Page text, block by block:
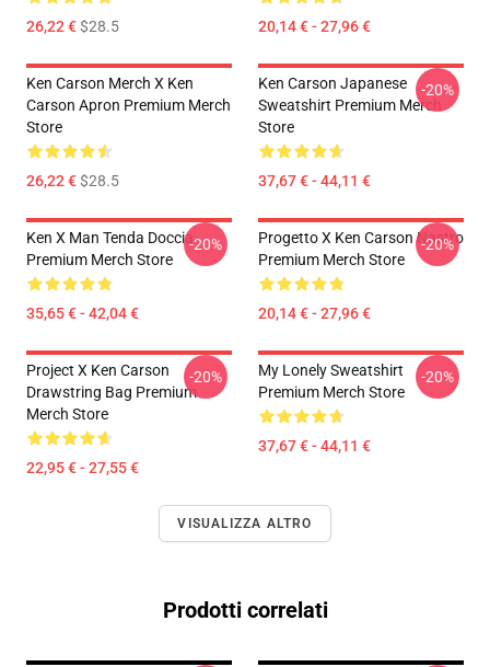
26,22 €$28.5 20,14 € - 27,96 €
Ken Carson Merch X Ken
Carson Apron Premium Merch
Store
26,22 €$28.5
Ken Carson Japanese
Sweatshirt Premium Merch
Store
37,67 € - 44,11 €
-20%
Ken X Man Tenda Doccia
Premium Merch Store
35,65 € - 42,04 €
-20%
Progetto X Ken Carson Nastro
Premium Merch Store
20,14 € - 27,96 €
-20%
Project X Ken Carson
Drawstring Bag Premium
Merch Store
22,95 € - 27,55 €
-20%
My Lonely Sweatshirt
Premium Merch Store
37,67 € - 44,11 €
-20%
VISUALIZZA ALTRO
Prodotti correlati